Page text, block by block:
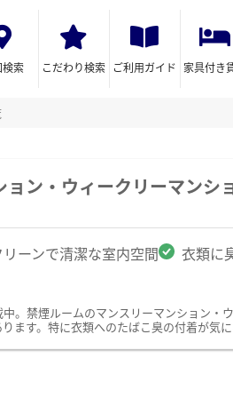
索 こだわり検索 ご利用ガイド 家具付き
ン・ウィークリーマンシ
リーンで清潔な室内空間 衣類に
。禁煙ルームのマンスリーマンション・
す。特に衣類へのたばこ臭の付着が気に